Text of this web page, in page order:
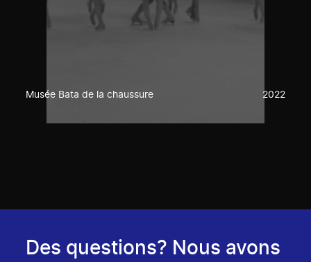
Musée Bata de la chaussure 2022
Des questions? Nous avons